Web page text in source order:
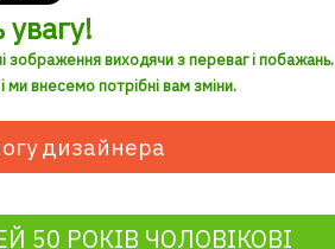
увагу!
зображення виходячи з переваг і побажань.
внесемо потрібні вам зміни.
дизайнера
50 РОКІВ ЧОЛОВІКОВІ